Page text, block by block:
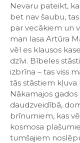
Nevaru pateikt,
bet nav šaubu,
par vecākiem un
man lasa Artūra
vēl es klausos
dzīvi. Bībeles
izbrīna – tas viss
tās stāstiem kļuva
Nākamajos
daudzveidībā,
brīnumiem, kas
kosmosa
tumšajiem